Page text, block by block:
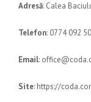
Adresă: Calea
Telefon: 0774 092
Email:
Site: https://